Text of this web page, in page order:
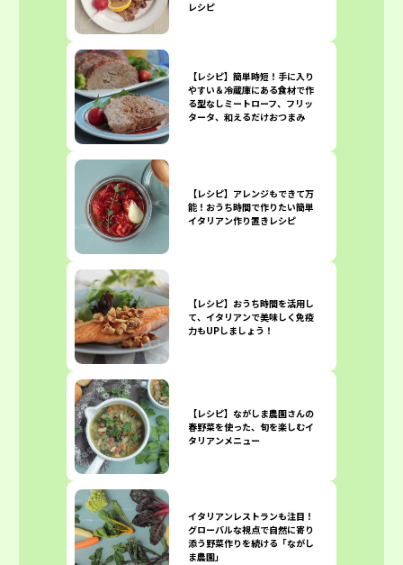
レシピ
【レシピ】簡単時短！手に入り
やすい＆冷蔵庫にある食材で作
る型なしミートローフ、フリッ
タータ、和えるだけおつまみ
【レシピ】アレンジもできて万
能！おうち時間で作りたい簡単
イタリアン作り置きレシピ
【レシピ】おうち時間を活用し
て、イタリアンで美味しく免疫
力もUPしましょう！
【レシピ】ながしま農園さんの
春野菜を使った、旬を楽しむイ
タリアンメニュー
イタリアンレストランも注目！
グローバルな視点で自然に寄り
添う野菜作りを続ける「ながし
ま農園」